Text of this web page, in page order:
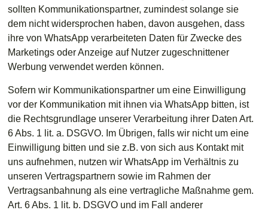
sollten Kommunikationspartner, zumindest solange sie
dem nicht widersprochen haben, davon ausgehen, dass
ihre von WhatsApp verarbeiteten Daten für Zwecke des
Marketings oder Anzeige auf Nutzer zugeschnittener
Werbung verwendet werden können.
Sofern wir Kommunikationspartner um eine Einwilligung
vor der Kommunikation mit ihnen via WhatsApp bitten, ist
die Rechtsgrundlage unserer Verarbeitung ihrer Daten Art.
6 Abs. 1 lit. a. DSGVO. Im Übrigen, falls wir nicht um eine
Einwilligung bitten und sie z.B. von sich aus Kontakt mit
uns aufnehmen, nutzen wir WhatsApp im Verhältnis zu
unseren Vertragspartnern sowie im Rahmen der
Vertragsanbahnung als eine vertragliche Maßnahme gem.
Art. 6 Abs. 1 lit. b. DSGVO und im Fall anderer